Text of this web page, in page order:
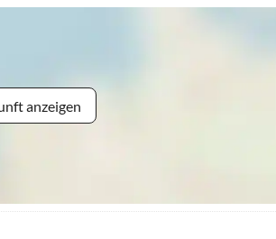
anzeigen